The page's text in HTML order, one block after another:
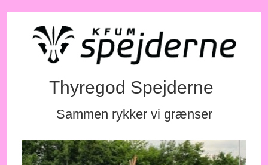
Thyregod Spejderne
Sammen rykker vi grænser